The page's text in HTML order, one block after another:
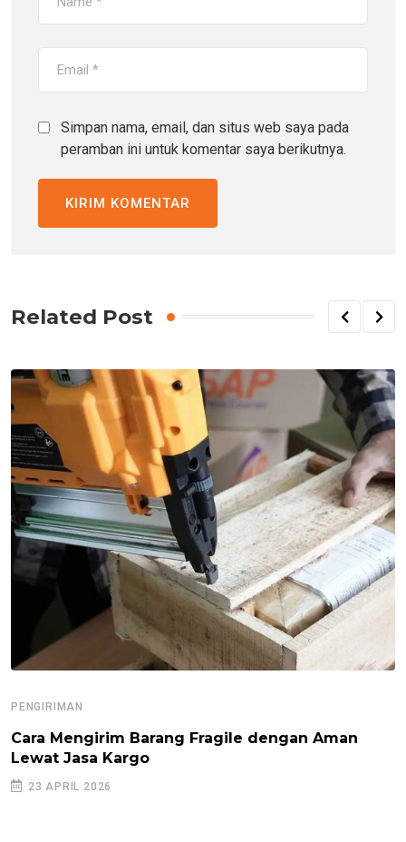
Simpan nama, email, dan situs web saya pada
peramban ini untuk komentar saya berikutnya.
Related Post
PENGIRIMAN
Cara Mengirim Barang Fragile dengan Aman
Lewat Jasa Kargo
23 APRIL 2026